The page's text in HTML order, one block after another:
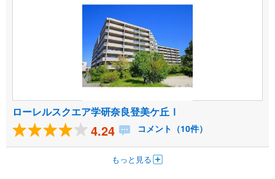
ローレルスクエア学研奈良登美ケ丘Ⅰ
4.24 コメント（10件）
もっと見る